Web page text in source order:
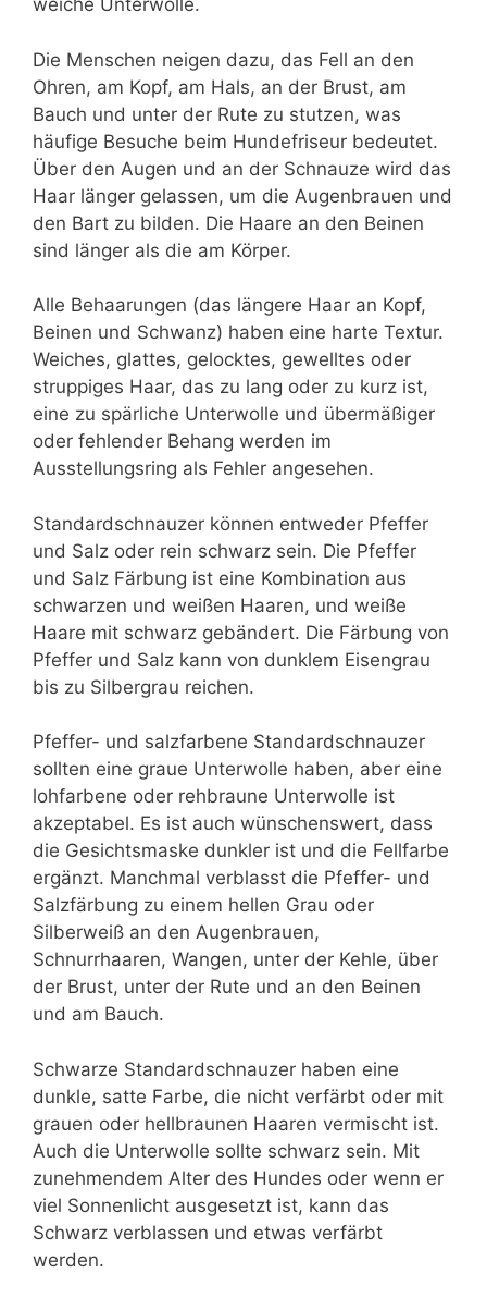
weiche Unterwolle.
Die Menschen neigen dazu, das Fell an den
Ohren, am Kopf, am Hals, an der Brust, am
Bauch und unter der Rute zu stutzen, was
häufige Besuche beim Hundefriseur bedeutet.
Über den Augen und an der Schnauze wird das
Haar länger gelassen, um die Augenbrauen und
den Bart zu bilden. Die Haare an den Beinen
sind länger als die am Körper.
Alle Behaarungen (das längere Haar an Kopf,
Beinen und Schwanz) haben eine harte Textur.
Weiches, glattes, gelocktes, gewelltes oder
struppiges Haar, das zu lang oder zu kurz ist,
eine zu spärliche Unterwolle und übermäßiger
oder fehlender Behang werden im
Ausstellungsring als Fehler angesehen.
Standardschnauzer können entweder Pfeffer
und Salz oder rein schwarz sein. Die Pfeffer
und Salz Färbung ist eine Kombination aus
schwarzen und weißen Haaren, und weiße
Haare mit schwarz gebändert. Die Färbung von
Pfeffer und Salz kann von dunklem Eisengrau
bis zu Silbergrau reichen.
Pfeffer- und salzfarbene Standardschnauzer
sollten eine graue Unterwolle haben, aber eine
lohfarbene oder rehbraune Unterwolle ist
akzeptabel. Es ist auch wünschenswert, dass
die Gesichtsmaske dunkler ist und die Fellfarbe
ergänzt. Manchmal verblasst die Pfeffer- und
Salzfärbung zu einem hellen Grau oder
Silberweiß an den Augenbrauen,
Schnurrhaaren, Wangen, unter der Kehle, über
der Brust, unter der Rute und an den Beinen
und am Bauch.
Schwarze Standardschnauzer haben eine
dunkle, satte Farbe, die nicht verfärbt oder mit
grauen oder hellbraunen Haaren vermischt ist.
Auch die Unterwolle sollte schwarz sein. Mit
zunehmendem Alter des Hundes oder wenn er
viel Sonnenlicht ausgesetzt ist, kann das
Schwarz verblassen und etwas verfärbt
werden.